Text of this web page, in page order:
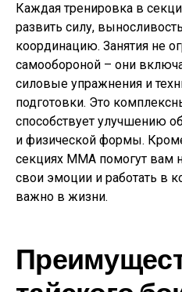
Каждая тренировка в
развить силу,
координацию. Занятия не
самообороной – они
силовые упражнения и
подготовки. Это
способствует улучшению
и физической формы.
секциях MMA помогут вам
свои эмоции и работать в
важно в жизни.